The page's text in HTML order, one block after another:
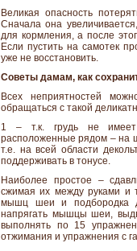
Великая опасность
Сначала она
для кормления, а после
Если пустить на самотек
уже не восстановить.
Советы дамам, как
Всех неприятностей
обращаться с такой
1 – т.к. грудь не
расположенные рядом – на
т.е. на всей области
поддерживать в тонусе.
Наиболее простое –
сжимая их между руками и
мышц шеи и подбородка
напрягать мышцы шеи,
выполнять по 15
отжимания и упражнения с